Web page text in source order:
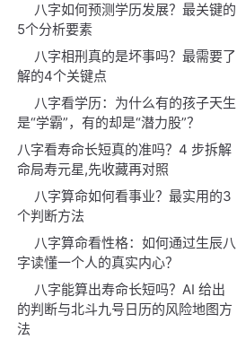
八字如何预测学历发展？最关键的
5个分析要素
八字相刑真的是坏事吗？最需要了
解的4个关键点
八字看学历：为什么有的孩子天生
是“学霸”，有的却是“潜力股”？
八字看寿命长短真的准吗？4 步拆解
命局寿元星,先收藏再对照
八字算命如何看事业？最实用的3
个判断方法
八字算命看性格：如何通过生辰八
字读懂一个人的真实内心？
八字能算出寿命长短吗？AI 给出
的判断与北斗九号日历的风险地图方
法